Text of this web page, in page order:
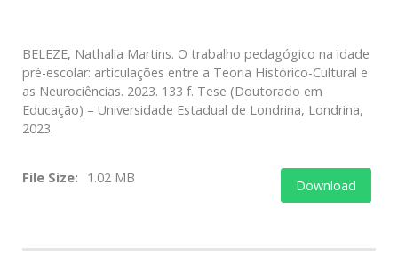
BELEZE, Nathalia Martins. O trabalho pedagógico na idade
pré-escolar: articulações entre a Teoria Histórico-Cultural e
as Neurociências. 2023. 133 f. Tese (Doutorado em
Educação) – Universidade Estadual de Londrina, Londrina,
2023.
File Size: 1.02 MB Download